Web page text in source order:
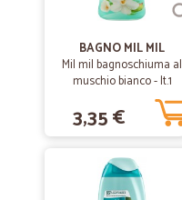
BAGNO MIL MIL
Mil mil bagnoschiuma al
muschio bianco - lt.1
3,35 €